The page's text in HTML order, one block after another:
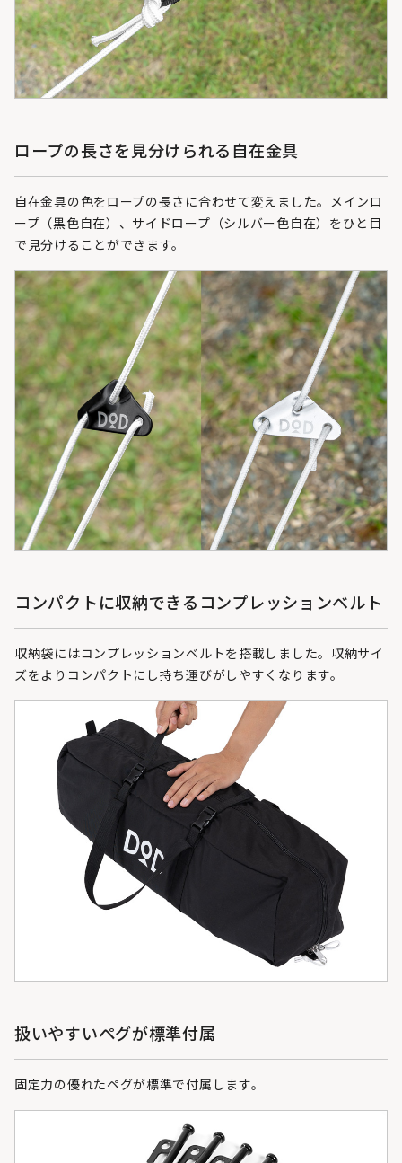
ロープの長さを見分けられる自在金具
自在金具の色をロープの長さに合わせて変えました。メインロ
ープ（黒色自在）、サイドロープ（シルバー色自在）をひと目
で見分けることができます。
コンパクトに収納できるコンプレッションベルト
収納袋にはコンプレッションベルトを搭載しました。収納サイ
ズをよりコンパクトにし持ち運びがしやすくなります。
扱いやすいペグが標準付属
固定力の優れたペグが標準で付属します。